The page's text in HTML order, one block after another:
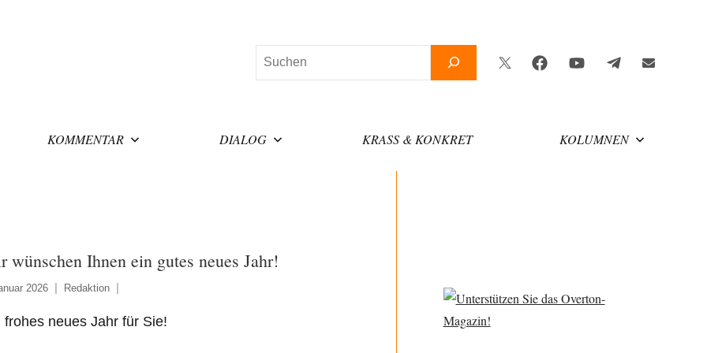
Suchen
Twitter
FacebookYouTubeTelegramNewsletter
KOMMENTAR DIALOG KRASS & KONKRET KOLUMNEN
wünschen Ihnen ein gutes neues Jahr!
2026 Redaktion
frohes neues Jahr für Sie!